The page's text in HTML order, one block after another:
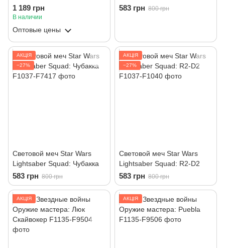
Ван Кенобі
1 189 грн
В наличии
Оптовые цены
Мандалорец
583 грн 800 грн
АКЦІЯ
−27%
Световой меч Star Wars
Lightsaber Squad: Чубакка
583 грн 800 грн
АКЦІЯ
−27%
Световой меч Star Wars
Lightsaber Squad: R2-D2
583 грн 800 грн
АКЦІЯ АКЦІЯ